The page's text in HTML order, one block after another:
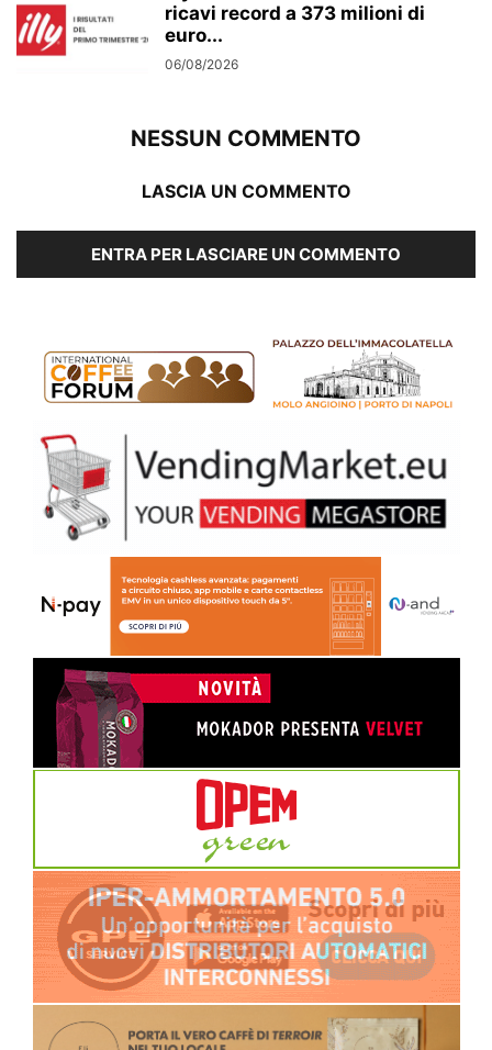
ricavi record a 373 milioni di
euro...
06/08/2026
NESSUN COMMENTO
LASCIA UN COMMENTO
ENTRA PER LASCIARE UN COMMENTO